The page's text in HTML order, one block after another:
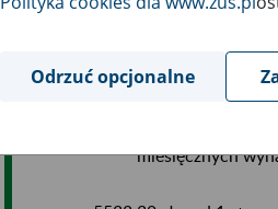
3236,00 zł – od 1
3206,20 zł – od 1
70 295,30 zł –
miesięcznych
Odrzuć opcjonalne